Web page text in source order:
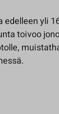
yli
toivoo